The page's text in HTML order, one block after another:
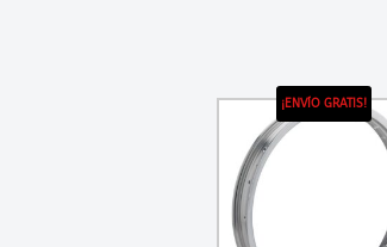
¡ENVÍO GRATIS!